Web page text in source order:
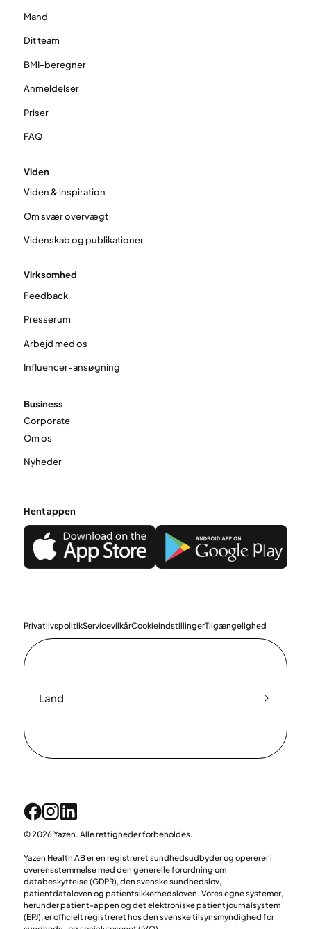
Mand
Dit team
BMI-beregner
Anmeldelser
Priser
FAQ
Viden
Viden & inspiration
Om svær overvægt
Videnskab og publikationer
Virksomhed
Feedback
Presserum
Arbejd med os
Influencer-ansøgning
Business
Corporate
Om os
Nyheder
Hent appen
PrivatlivspolitikServicevilkårCookieindstillingerTilgængelighed
Land
© 2026 Yazen. Alle rettigheder forbeholdes.
Yazen Health AB er en registreret sundhedsudbyder og opererer i
overensstemmelse med den generelle forordning om
databeskyttelse (GDPR), den svenske sundhedslov,
patientdataloven og patientsikkerhedsloven. Vores egne systemer,
herunder patient-appen og det elektroniske patientjournalsystem
(EPJ), er officielt registreret hos den svenske tilsynsmyndighed for